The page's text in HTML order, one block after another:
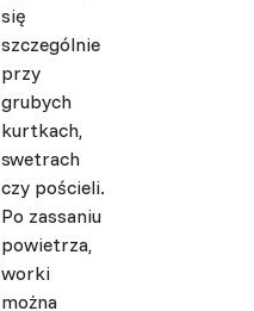
się
szczególnie
przy
grubych
kurtkach,
swetrach
czy pościeli.
Po zassaniu
powietrza,
worki
można